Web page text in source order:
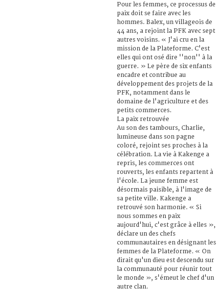
Pour les femmes, ce processus de
paix doit se faire avec les
hommes. Balex, un villageois de
44 ans, a rejoint la PFK avec sept
autres voisins. « J'ai cru en la
mission de la Plateforme. C'est
elles qui ont osé dire ''non'' à la
guerre. » Le père de six enfants
encadre et contribue au
développement des projets de la
PFK, notamment dans le
domaine de l'agriculture et des
petits commerces.
La paix retrouvée
Au son des tambours, Charlie,
lumineuse dans son pagne
coloré, rejoint ses proches à la
célébration. La vie à Kakenge a
repris, les commerces ont
rouverts, les enfants repartent à
l'école. La jeune femme est
désormais paisible, à l'image de
sa petite ville. Kakenge a
retrouvé son harmonie. « Si
nous sommes en paix
aujourd'hui, c'est grâce à elles »,
déclare un des chefs
communautaires en désignant les
femmes de la Plateforme. « On
dirait qu'un dieu est descendu sur
la communauté pour réunir tout
le monde », s'émeut le chef d'un
autre clan.